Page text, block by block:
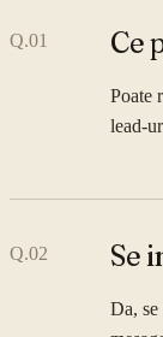
Q.01 Ce
Poate
lead-
Q.02 Se
Da,